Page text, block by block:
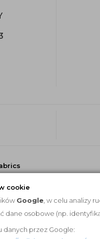
cookie
Google , w celu analizy
dane osobowe (np.
danych przez Google: